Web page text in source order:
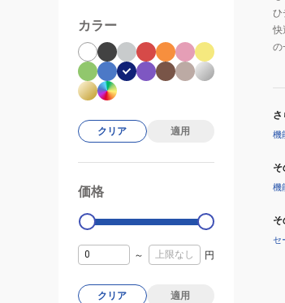
ひ
快
の
機
機
セ
カラー
クリア 適用
価格
0
～ 円
クリア 適用